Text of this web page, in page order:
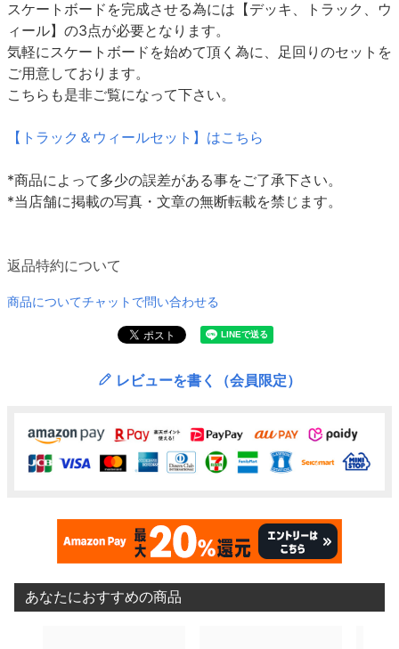
スケートボードを完成させる為には【デッキ、トラック、ウ
ィール】の3点が必要となります。
気軽にスケートボードを始めて頂く為に、足回りのセットを
ご用意しております。
こちらも是非ご覧になって下さい。
【トラック＆ウィールセット】はこちら
*商品によって多少の誤差がある事をご了承下さい。
*当店舗に掲載の写真・文章の無断転載を禁じます。
返品特約について
商品についてチャットで問い合わせる
レビューを書く（会員限定）
あなたにおすすめの商品